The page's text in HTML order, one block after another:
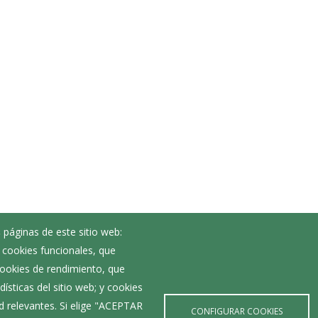
de este sitio web:
funcionales, que
de rendimiento, que
del sitio web; y cookies
Si elige "ACEPTAR
CONFIGURAR COOKIES
Corporación Municipal
Teléfonos de interés